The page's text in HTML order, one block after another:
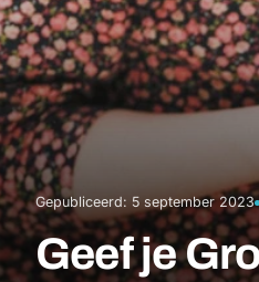
Gepubliceerd: 5 september 2023
·
Geef je